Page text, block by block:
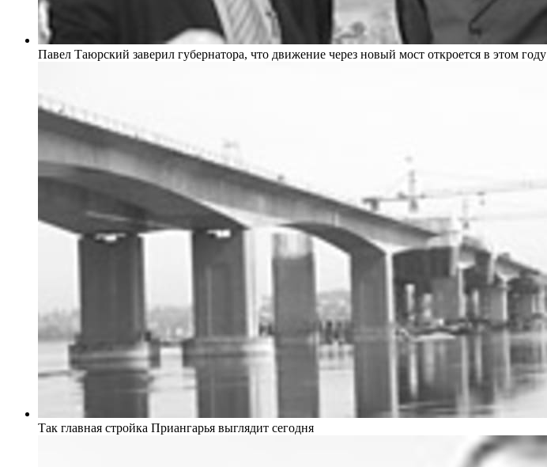
Павел Таюрский заверил губернатора, что движение через новый мост откроется в этом году
Так главная стройка Приангарья выглядит сегодня